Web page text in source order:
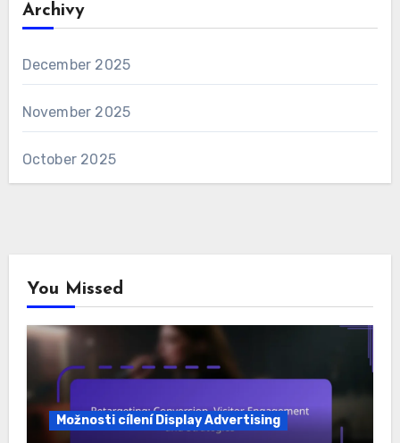
Archivy
December 2025
November 2025
October 2025
You Missed
Možnosti cílení Display Advertising